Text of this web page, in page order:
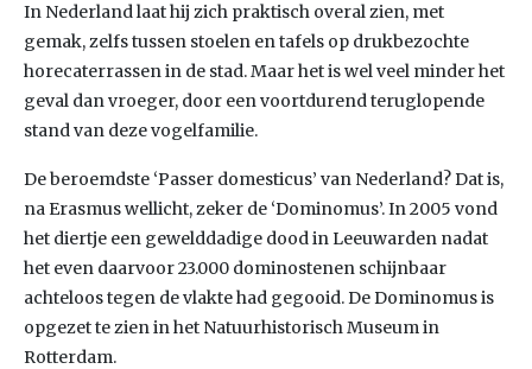
In Nederland laat hij zich praktisch overal zien, met
gemak, zelfs tussen stoelen en tafels op drukbezochte
horecaterrassen in de stad. Maar het is wel veel minder het
geval dan vroeger, door een voortdurend teruglopende
stand van deze vogelfamilie.
De beroemdste ‘Passer domesticus’ van Nederland? Dat is,
na Erasmus wellicht, zeker de ‘Dominomus’. In 2005 vond
het diertje een gewelddadige dood in Leeuwarden nadat
het even daarvoor 23.000 dominostenen schijnbaar
achteloos tegen de vlakte had gegooid. De Dominomus is
opgezet te zien in het Natuurhistorisch Museum in
Rotterdam.